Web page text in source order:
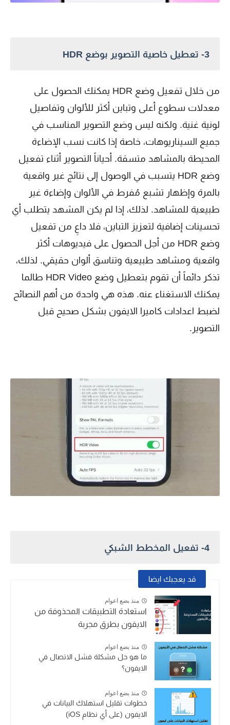
3- تعطيل خاصية التصوير بوضع HDR
من خلال تفعيل وضع HDR يمكنك الحصول على
معدلات سطوع أعلى وتباين أكثر للألوان وتفاصيل
لونية غنية. ولكنه ليس وضع التصوير المناسب في
جميع السيناريوهات، خاصة إذا كانت نسب الإضاءة
المحيطة بالمشاهد متسقة. أحياناً التصوير أثناء تفعيل
وضع HDR يتسبب في الوصول إلى نتائج غير واقعية
بالمرة وإظهار تشبع مُفرط في الألوان وإضاءة غير
طبيعية للمشاهد. لذلك، إذا لم يكن المشهد يتطلب أي
تحسينات إضافية لتعزيز التباين، فلا داعِ من تفعيل
وضع HDR من أجل الحصول على فيديوهات أكثر
واقعية ومشاهد طبيعية وتناسق ألوان حقيقي. لذلك،
تذكر دائماً أن تقوم بتعطيل وضع HDR Video طالما
يمكنك الاستغناء عنه. هذه هي واحدة من أهم النصائح
لضبط اعدادات كاميرا الايفون بشكل صحيح قبل
التصوير.
4- تفعيل المخطط الشبكي
قد يعجبك ايضا
منذ بضع اعوام
استعادة التطبيقات المحذوفة من
الايفون بطرق مجربة
منذ بضع اعوام
ما هو حل مشكلة فشل الاتصال في
الايفون؟
منذ بضع اعوام
خطوات تقليل استهلاك البيانات في
الايفون (على أي نظام iOS)